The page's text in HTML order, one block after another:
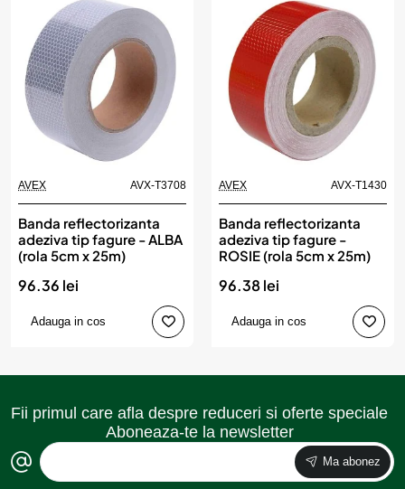
AVEX AVX-T3708
Banda reflectorizanta
adeziva tip fagure - ALBA
(rola 5cm x 25m)
96.36 lei
Adauga in cos
AVEX AVX-T1430
Banda reflectorizanta
adeziva tip fagure -
ROSIE (rola 5cm x 25m)
96.38 lei
Adauga in cos
Fii primul care afla despre reduceri si oferte speciale
Aboneaza-te la newsletter
Ma abonez